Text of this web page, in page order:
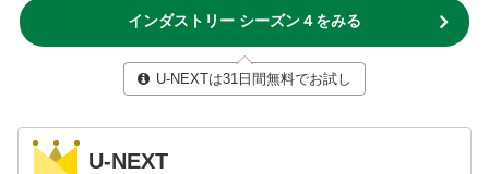
インダストリー シーズン４をみる
U-NEXTは31日間無料でお試し
U-NEXT